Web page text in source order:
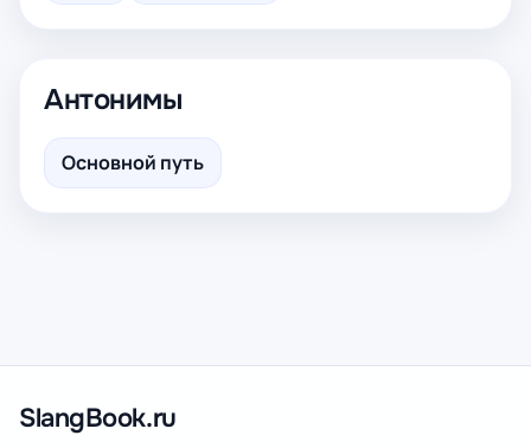
Антонимы
Основной путь
SlangBook.ru